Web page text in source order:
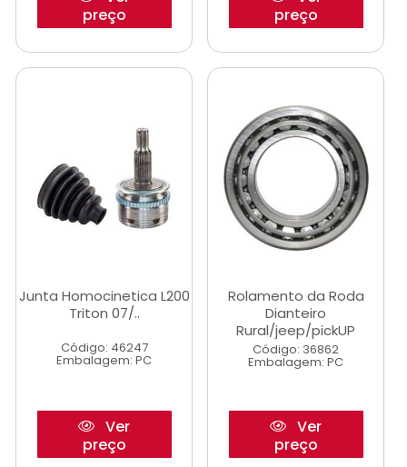
preço
preço
Junta Homocinetica L200
Triton 07/..
Código: 46247
Embalagem: PC
Ver
preço
Rolamento da Roda
Dianteiro
Rural/jeep/pickUP
Código: 36862
Embalagem: PC
Ver
preço